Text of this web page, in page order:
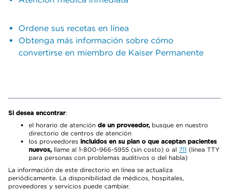
Ordene sus recetas en línea
Obtenga más información sobre cómo
convertirse en miembro de Kaiser Permanente
Si desea encontrar:
el horario de atención de un proveedor, busque en nuestro
directorio de centros de atención
los proveedores incluidos en su plan o que aceptan pacientes
nuevos, llame al 1-800-966-5955 (sin costo) o al 711 (línea TTY
para personas con problemas auditivos o del habla)
La información de este directorio en línea se actualiza
periódicamente. La disponibilidad de médicos, hospitales,
proveedores y servicios puede cambiar.